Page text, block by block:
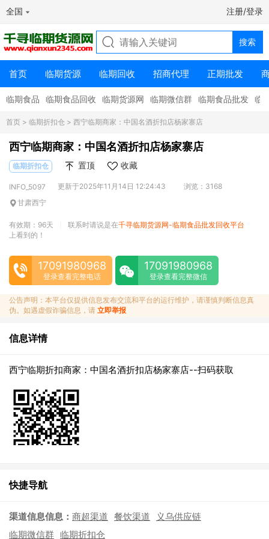
全国 注册/登录
首页 临期货源 临期回收 招商代理 正期批发
临期食品 临期食品回收 临期货源网 临期微信群 临期食品批发 临
首页 > 临期折扣仓 > 西宁临期商家：中国名酒折扣店杨家寨店
西宁临期商家：中国名酒折扣店杨家寨店
临期折扣仓 置顶 收藏
INFO_5097 更新于2025年11月14日 12:24:43
浏览：3168
甘肃西宁
有效期：96天 联系时请说是在千寻临期货源网-临期食品批发回收平台
上看到的！
17091980968
登录查看完整电话
17091980968
登录查看完整微信
公告声明：本平台仅提供信息发布交流和平台的运行维护，请谨慎判断信息真
伪。如遇虚假诈骗信息，请 立即举报
信息详情
西宁临期折扣商家：中国名酒折扣店杨家寨店--扫码获取
快捷导航
渠道信息信息： 商超渠道 餐饮渠道
义乌供应链
临期微信群 临期折扣仓